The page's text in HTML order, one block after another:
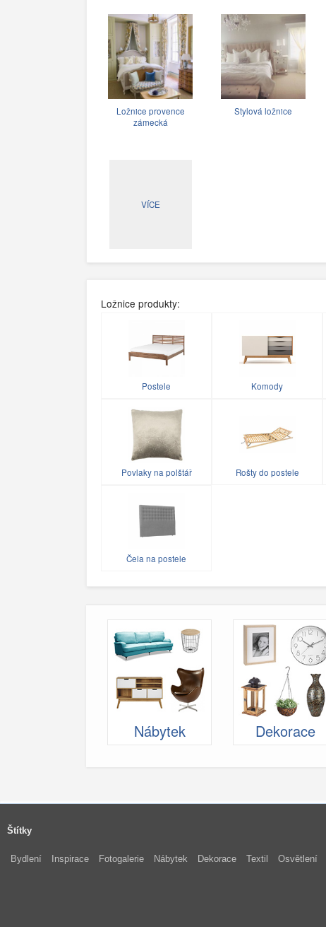
Ložnice provence
zámecká
Stylová ložnice
VÍCE
Ložnice produkty:
Postele Komody
Povlaky na polštář Rošty do postele
Čela na postele
Nábytek Dekorace
Štítky
Bydlení Inspirace Fotogalerie Nábytek Dekorace Textil Osvětlení